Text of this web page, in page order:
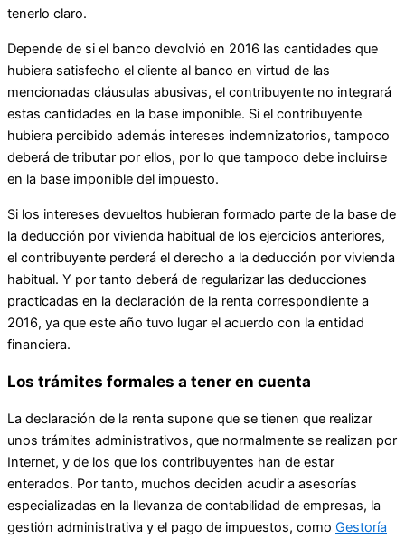
tenerlo claro.
Depende de si el banco devolvió en 2016 las cantidades que
hubiera satisfecho el cliente al banco en virtud de las
mencionadas cláusulas abusivas, el contribuyente no integrará
estas cantidades en la base imponible. Si el contribuyente
hubiera percibido además intereses indemnizatorios, tampoco
deberá de tributar por ellos, por lo que tampoco debe incluirse
en la base imponible del impuesto.
Si los intereses devueltos hubieran formado parte de la base de
la deducción por vivienda habitual de los ejercicios anteriores,
el contribuyente perderá el derecho a la deducción por vivienda
habitual. Y por tanto deberá de regularizar las deducciones
practicadas en la declaración de la renta correspondiente a
2016, ya que este año tuvo lugar el acuerdo con la entidad
financiera.
Los trámites formales a tener en cuenta
La declaración de la renta supone que se tienen que realizar
unos trámites administrativos, que normalmente se realizan por
Internet, y de los que los contribuyentes han de estar
enterados. Por tanto, muchos deciden acudir a asesorías
especializadas en la llevanza de contabilidad de empresas, la
gestión administrativa y el pago de impuestos, como Gestoría